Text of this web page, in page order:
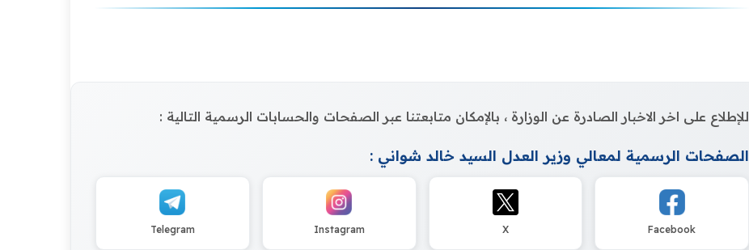
للإطلاع على اخر الاخبار الصادرة عن الوزارة ، بالإمكان متابعتنا عبر الصفحات والحسابات الرسمية التالية :
الصفحات الرسمية لمعالي وزير العدل السيد خالد شواني :
Facebook
X
Instagram
Telegram